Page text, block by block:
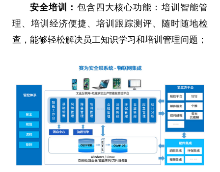
安全培训： 包含四大核心功能：培训智能管
理、培训经济便捷、培训跟踪测评、随时随地检
查，能够轻松解决员工知识学习和培训管理问题；